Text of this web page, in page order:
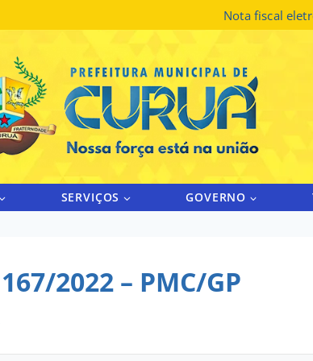
Nota fiscal
SERVIÇOS GOVERNO
2022 – PMC/GP